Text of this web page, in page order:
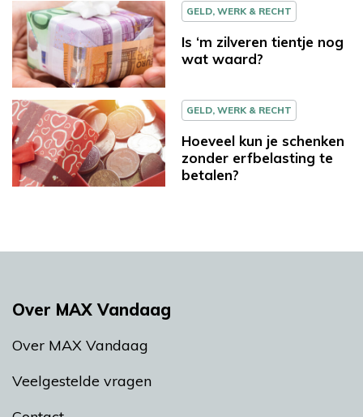
GELD, WERK & RECHT
Is ‘m zilveren tientje nog
wat waard?
GELD, WERK & RECHT
Hoeveel kun je schenken
zonder erfbelasting te
betalen?
Over MAX Vandaag
Over MAX Vandaag
Veelgestelde vragen